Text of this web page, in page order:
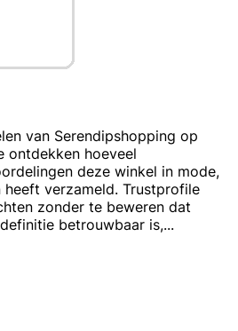
van Serendipshopping op
ontdekken hoeveel
deze winkel in mode,
heeft verzameld. Trustprofile
zonder te beweren dat
betrouwbaar is,...